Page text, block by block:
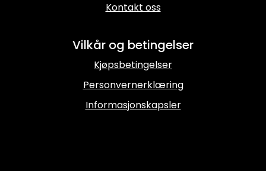
Kontakt oss
Vilkår og betingelser
Kjøpsbetingelser
Personvernerklæring
Informasjonskapsler